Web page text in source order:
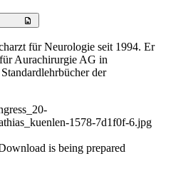
für Neurologie seit 1994. Er
Aurachirurgie AG in
der
1578-7d1f0f-6.jpg
is being prepared